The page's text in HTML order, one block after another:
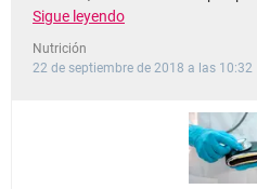
Sigue leyendo
Nutrición
22 de septiembre de 2018 a las 10:32